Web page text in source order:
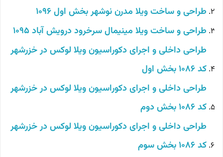
طراحی و ساخت ویلا مدرن نوشهر بخش اول 1096
طراحی و ساخت ویلا مینیمال سرخرود درویش آباد 1095
طراحی داخلی و اجرای دکوراسیون ویلا لوکس در خزرشهر
کد 1086 بخش اول
طراحی داخلی و اجرای دکوراسیون ویلا لوکس در خزرشهر
کد 1086 بخش دوم
طراحی داخلی و اجرای دکوراسیون ویلا لوکس در خزرشهر
کد 1086 بخش سوم